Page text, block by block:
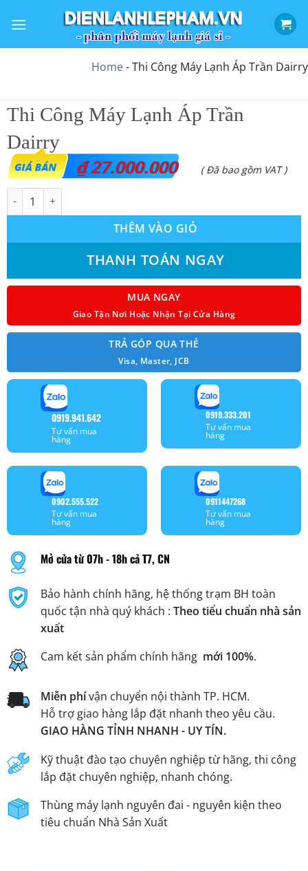
qua
Home-Thi Công Máy Lạnh Áp Trần Dairry
Thi Công Máy Lạnh Áp Trần
Dairry
₫27.000.000
( Đã bao gồm VAT )
Thi Công Máy Lạnh Áp Trần Dairry số lượng
THÊM VÀO GIỎ
THANH TOÁN NGAY
MUA NGAY
Giao Tận Nơi Hoặc Nhận Tại Cửa Hàng
TRẢ GÓP QUA THẺ
Visa, Master, JCB
0919.941.642
Tư vấn mua
hàng
0919.333.201
Tư vấn mua
hàng
0902.555.522
Tư vấn mua
hàng
0911447268
Tư vấn mua
hàng
Mở cửa từ 07h - 18h cả T7, CN
Bảo hành chính hãng, hệ thống trạm BH toàn
quốc tận nhà quý khách : Theo tiểu chuẩn nhà sản
xuất
Cam kết sản phẩm chính hãng mới 100%.
Miễn phívận chuyển nội thành TP. HCM.
Hỗ trợ giao hàng lắp đặt nhanh theo yêu cầu.
GIAO HÀNG TỈNH NHANH - UY TÍN.
Kỹ thuật đào tạo chuyên nghiệp từ hãng, thi công
lắp đặt chuyên nghiệp, nhanh chóng.
Thùng máy lạnh nguyên đai - nguyên kiện theo
tiêu chuẩn Nhà Sản Xuất